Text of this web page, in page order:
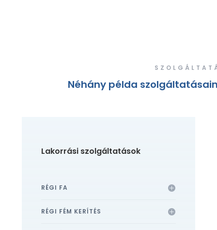
Néhány példa
Lakorrási szolgáltatások
RÉGI FA
RÉGI FÉM KERÍTÉS